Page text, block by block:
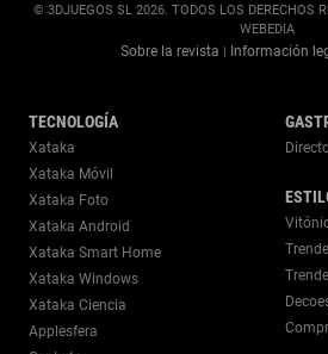
© 3DJUEGOS SL 2026. TODOS LOS DERECHOS
WEBEDIA
Sobre la revista | Información
TECNOLOGÍA
Xataka
Xataka Móvil
Xataka Foto
Xataka Android
Xataka Smart Home
Xataka Windows
Xataka Ciencia
Applesfera